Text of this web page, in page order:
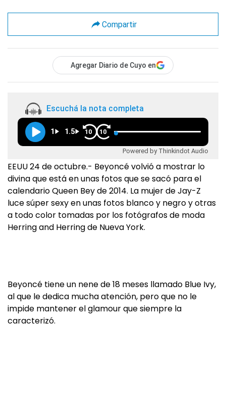
Compartir
Agregar Diario de Cuyo en
Escuchá la nota completa
1 1.5 10 10
Powered by Thinkindot Audio
EEUU 24 de octubre.- Beyoncé volvió a mostrar lo
divina que está en unas fotos que se sacó para el
calendario Queen Bey de 2014. La mujer de Jay-Z
luce súper sexy en unas fotos blanco y negro y otras
a todo color tomadas por los fotógrafos de moda
Herring and Herring de Nueva York.
Beyoncé tiene un nene de 18 meses llamado Blue Ivy,
al que le dedica mucha atención, pero que no le
impide mantener el glamour que siempre la
caracterizó.